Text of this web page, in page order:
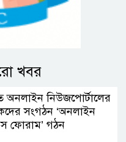
খবর
অনলাইন নিউজপোর্টালের
সংগঠন ‘অনলাইন
ফোরাম’ গঠন